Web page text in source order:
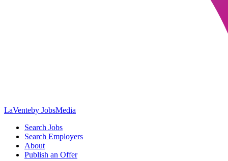
LaVenteby JobsMedia
Search Jobs
Search Employers
About
Publish an Offer